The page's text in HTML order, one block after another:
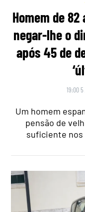
Homem de
negar-lhe o
após 45 de
19:00
Um homem
pensão de
suficiente nos